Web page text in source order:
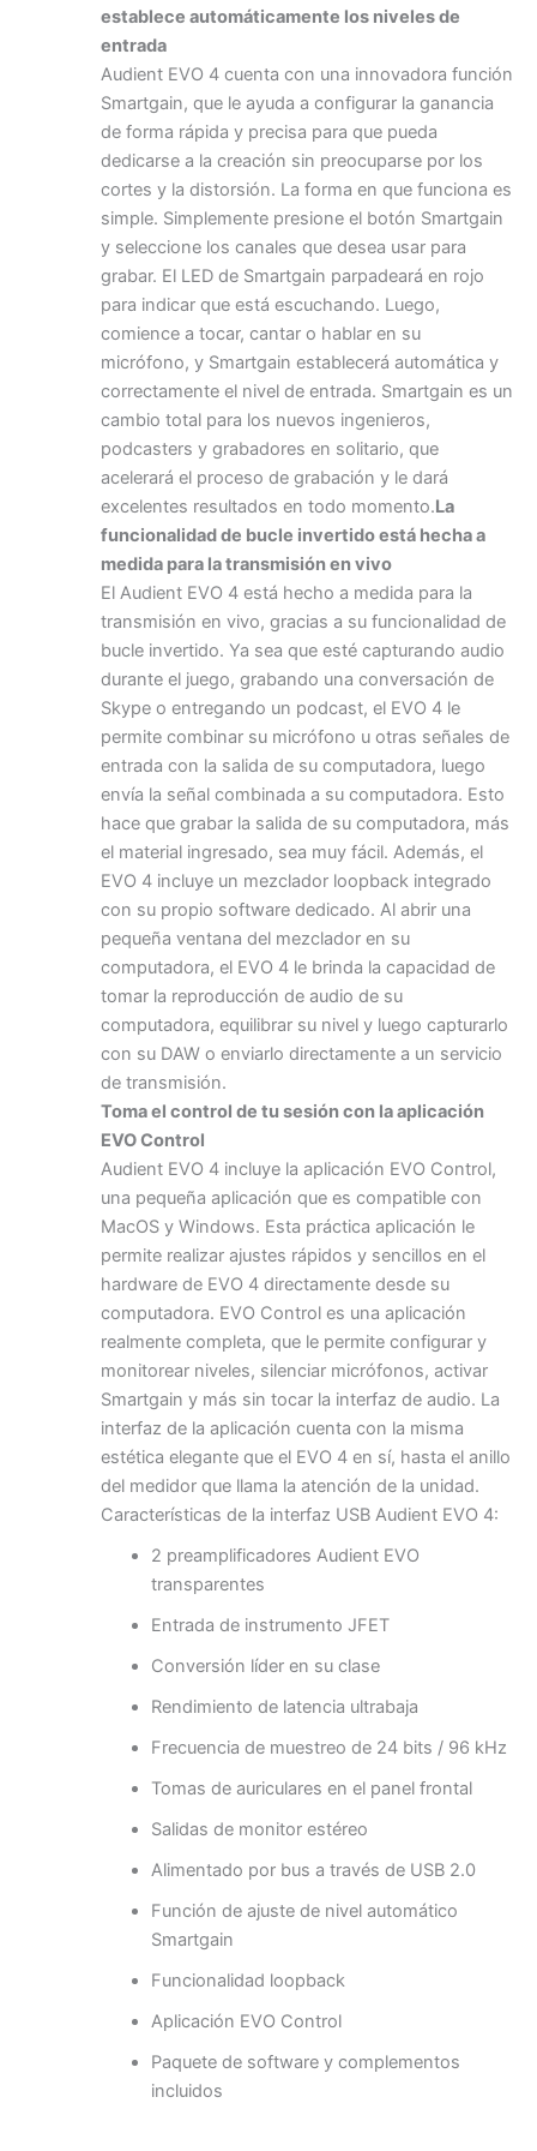
establece automáticamente los niveles de
entrada
Audient EVO 4 cuenta con una innovadora función
Smartgain, que le ayuda a configurar la ganancia
de forma rápida y precisa para que pueda
dedicarse a la creación sin preocuparse por los
cortes y la distorsión. La forma en que funciona es
simple. Simplemente presione el botón Smartgain
y seleccione los canales que desea usar para
grabar. El LED de Smartgain parpadeará en rojo
para indicar que está escuchando. Luego,
comience a tocar, cantar o hablar en su
micrófono, y Smartgain establecerá automática y
correctamente el nivel de entrada. Smartgain es un
cambio total para los nuevos ingenieros,
podcasters y grabadores en solitario, que
acelerará el proceso de grabación y le dará
excelentes resultados en todo momento.La
funcionalidad de bucle invertido está hecha a
medida para la transmisión en vivo
El Audient EVO 4 está hecho a medida para la
transmisión en vivo, gracias a su funcionalidad de
bucle invertido. Ya sea que esté capturando audio
durante el juego, grabando una conversación de
Skype o entregando un podcast, el EVO 4 le
permite combinar su micrófono u otras señales de
entrada con la salida de su computadora, luego
envía la señal combinada a su computadora. Esto
hace que grabar la salida de su computadora, más
el material ingresado, sea muy fácil. Además, el
EVO 4 incluye un mezclador loopback integrado
con su propio software dedicado. Al abrir una
pequeña ventana del mezclador en su
computadora, el EVO 4 le brinda la capacidad de
tomar la reproducción de audio de su
computadora, equilibrar su nivel y luego capturarlo
con su DAW o enviarlo directamente a un servicio
de transmisión.
Toma el control de tu sesión con la aplicación
EVO Control
Audient EVO 4 incluye la aplicación EVO Control,
una pequeña aplicación que es compatible con
MacOS y Windows. Esta práctica aplicación le
permite realizar ajustes rápidos y sencillos en el
hardware de EVO 4 directamente desde su
computadora. EVO Control es una aplicación
realmente completa, que le permite configurar y
monitorear niveles, silenciar micrófonos, activar
Smartgain y más sin tocar la interfaz de audio. La
interfaz de la aplicación cuenta con la misma
estética elegante que el EVO 4 en sí, hasta el anillo
del medidor que llama la atención de la unidad.
Características de la interfaz USB Audient EVO 4:
2 preamplificadores Audient EVO
transparentes
Entrada de instrumento JFET
Conversión líder en su clase
Rendimiento de latencia ultrabaja
Frecuencia de muestreo de 24 bits / 96 kHz
Tomas de auriculares en el panel frontal
Salidas de monitor estéreo
Alimentado por bus a través de USB 2.0
Función de ajuste de nivel automático
Smartgain
Funcionalidad loopback
Aplicación EVO Control
Paquete de software y complementos
incluidos